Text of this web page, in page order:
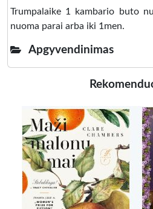
Trumpalaike 1 kambario buto
nuoma parai arba iki 1men.
Apgyvendinimas